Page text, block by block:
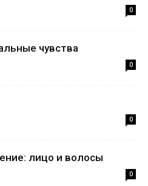
0
чувства
0
0
лицо и волосы
0